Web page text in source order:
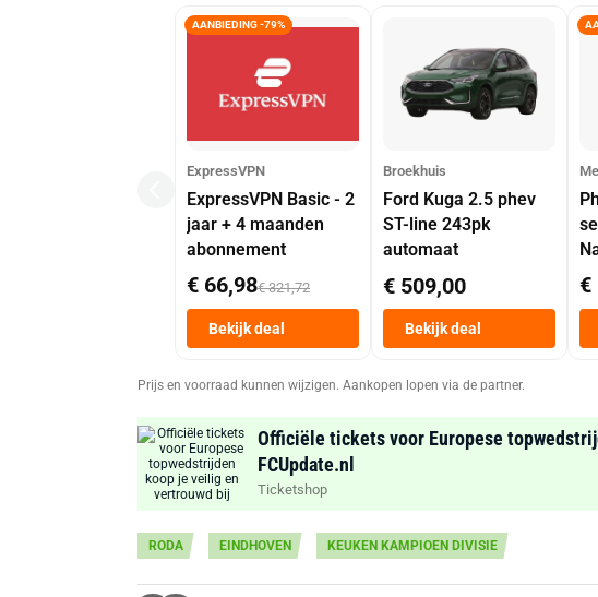
AANBIEDING -79%
ExpressVPN
ExpressVPN Basic - 2
jaar + 4 maanden
abonnement
€ 66,98€ 321,72
Bekijk deal
Broekhuis
Ford Kuga 2.5 phev
ST-line 243pk
automaat
€ 509,00
Bekijk deal
€
Prijs en voorraad kunnen wijzigen. Aankopen lopen via de partner.
Officiële tickets voor Europese
FCUpdate.nl
Ticketshop
RODA EINDHOVEN KEUKEN KAMPIOEN DIVISIE